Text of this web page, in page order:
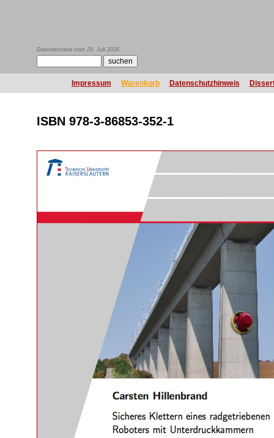
Datenbestand vom 29. Juli 2026
Impressum Warenkorb Datenschutzhinweis
ISBN 978-3-86853-352-1